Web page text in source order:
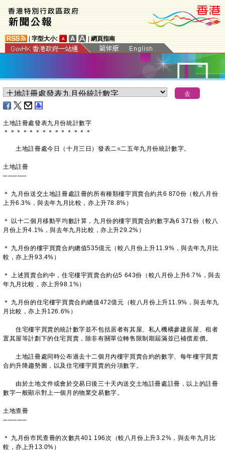
字型大小: 網頁指南
土地註冊處發表九月份統計數字
＊ ＊ ＊ ＊ ＊ ＊ ＊ ＊ ＊ ＊ ＊ ＊ ＊ ＊
土地註冊處今日（十月三日）發表二○二五年九月份統計數字。
土地註冊
─────
＊ 九月份送交土地註冊處註冊的所有種類樓宇買賣合約共6 870份（較八月份
上升6.3%，與去年九月比較，亦上升78.8%）
＊ 以十二個月移動平均數計算，九月份的樓宇買賣合約數字為6 371份（較八
月份上升4.1%，與去年九月比較，亦上升29.2%）
＊ 九月份的樓宇買賣合約總值535億元（較八月份上升11.9%，與去年九月比
較，亦上升93.4%）
＊ 上述買賣合約中，住宅樓宇買賣合約佔5 643份（較八月份上升6.7%，與去
年九月比較，亦上升98.1%）
＊ 九月份的住宅樓宇買賣合約總值472億元（較八月份上升11.9%，與去年九
月比較，亦上升126.6%）
住宅樓宇買賣的統計數字並不包括居者有其屋、私人機構參建居屋、租者
置其屋等計劃下的住宅買賣，除非有關單位轉售限制期屆滿並已補償差價。
土地註冊處同時公布過去十二個月內樓宇買賣合約的數字、每年樓宇買賣
合約升降趨勢圖，以及住宅樓宇買賣的分項數字。
由於土地文件或會於交易日後三十天內送交土地註冊處註冊，以上的註冊
數字一般顯示對上一個月的物業交易數字。
土地查冊
─────
＊ 九月份市民查冊的次數共401 196次（較八月份上升3.2%，與去年九月比
較，亦上升13.0%）